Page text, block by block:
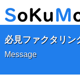
必見ファクタリン
Message